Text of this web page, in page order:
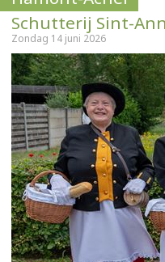
Schutterij Sint-
Zondag 14 juni 2026